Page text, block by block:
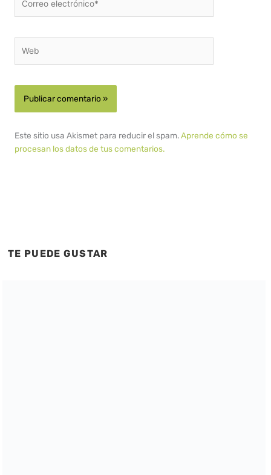
electrónico*
Este sitio usa Akismet para reducir el spam.Aprende cómo se
procesan los datos de tus comentarios.
TE PUEDE GUSTAR